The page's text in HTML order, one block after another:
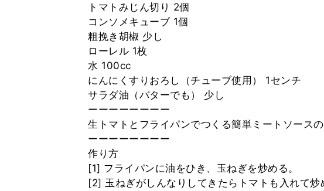
トマトみじん切り 2個
コンソメキューブ 1個
粗挽き胡椒 少し
ローレル 1枚
水 100cc
にんにくすりおろし（チューブ使用） 1センチ
サラダ油（バターでも） 少し
ーーーーーーーー
生トマトとフライパンでつくる簡単ミートソース
ーーーーーーーー
作り方
[1] フライパンに油をひき、玉ねぎを炒める。
[2] 玉ねぎがしんなりしてきたらトマトも入れて炒